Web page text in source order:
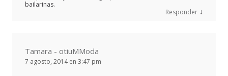
bailarinas.
Responder ↓
Tamara - otiuMModa
7 agosto, 2014 en 3:47 pm